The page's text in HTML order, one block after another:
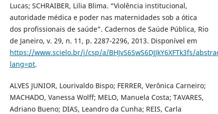
Lucas; SCHRAIBER, Lilia Blima. “Violência institucional,
autoridade médica e poder nas maternidades sob a ótica
dos profissionais de saúde”. Cadernos de Saúde Pública, Rio
de Janeiro, v. 29, n. 11, p. 2287-2296, 2013. Disponível em
https://www.scielo.br/j/csp/a/BHJvS6SwS6DJJkY6XFTk3fs/
lang=pt.
ALVES JUNIOR, Lourivaldo Bispo; FERRER, Verônica Carneiro;
MACHADO, Vanessa Wolff; MELO, Manuela Costa; TAVARES,
Adriano Bueno; DIAS, Leandro da Cunha; REIS, Carla